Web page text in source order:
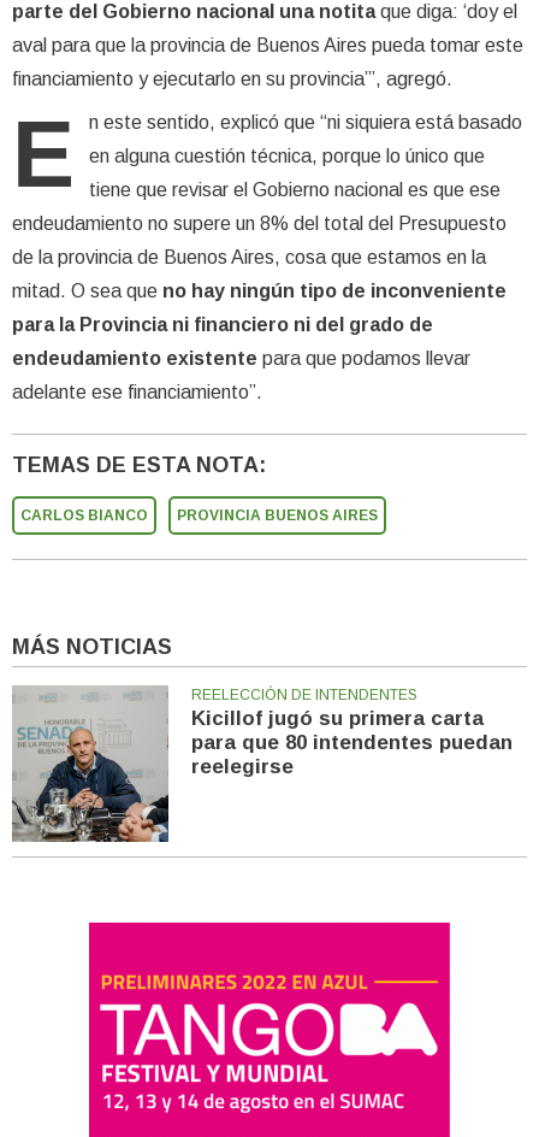
parte del Gobierno nacional una notitaque diga: ‘doy el
aval para que la provincia de Buenos Aires pueda tomar este
financiamiento y ejecutarlo en su provincia’”, agregó.
E
n este sentido, explicó que “ni siquiera está basado
en alguna cuestión técnica, porque lo único que
tiene que revisar el Gobierno nacional es que ese
endeudamiento no supere un 8% del total del Presupuesto
de la provincia de Buenos Aires, cosa que estamos en la
mitad. O sea que no hay ningún tipo de inconveniente
para la Provincia ni financiero ni del grado de
endeudamiento existente para que podamos llevar
adelante ese financiamiento”.
TEMAS DE ESTA NOTA:
CARLOS BIANCO PROVINCIA BUENOS AIRES
MÁS NOTICIAS
REELECCIÓN DE INTENDENTES
Kicillof jugó su primera carta
para que 80 intendentes puedan
reelegirse